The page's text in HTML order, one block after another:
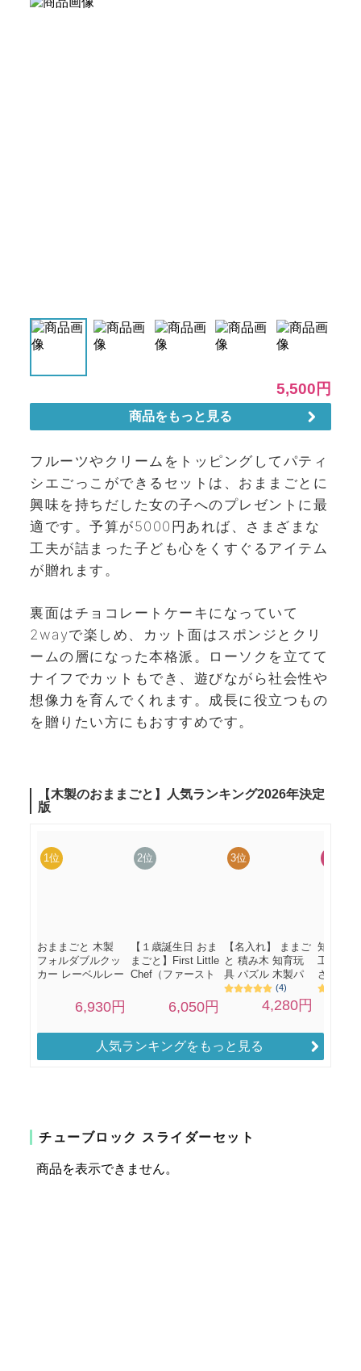
フルーツやクリームをトッピングしてパティ
シエごっこができるセットは、おままごとに
興味を持ちだした女の子へのプレゼントに最
適です。予算が5000円あれば、さまざまな
工夫が詰まった子ども心をくすぐるアイテム
が贈れます。
裏面はチョコレートケーキになっていて
2wayで楽しめ、カット面はスポンジとクリ
ームの層になった本格派。ローソクを立てて
ナイフでカットもでき、遊びながら社会性や
想像力を育んでくれます。成長に役立つもの
を贈りたい方にもおすすめです。
人気ランキングをもっと見る
チューブロック スライダーセット